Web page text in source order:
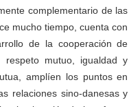
complementario de las
mucho tiempo, cuenta con
de la cooperación de
mutuo, igualdad y
amplíen los puntos en
relaciones sino-danesas y